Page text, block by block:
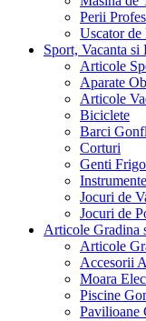
Perii
Uscator de
Sport, Vacanta si
Articole
Aparate
Articole
Biciclete
Barci
Corturi
Genti
Jocuri de
Jocuri de
Articole Gradina
Articole
Accesorii
Moara
Piscine
Pavilioane